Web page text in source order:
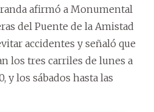
afirmó a Monumental
del Puente de la Amistad
accidentes y señaló que
los tres carriles de lunes a
y los sábados hasta las